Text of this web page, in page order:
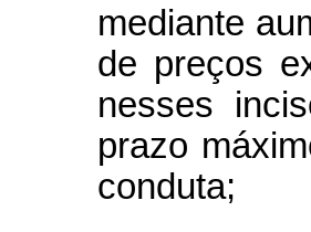
mediante
de preços
nesses
prazo
conduta;